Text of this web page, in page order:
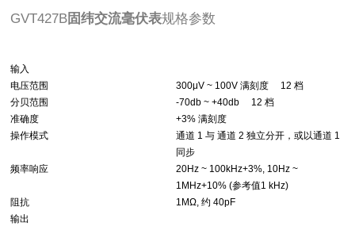
GVT427B固纬交流毫伏表规格参数
输入
电压范围
300μV ~ 100V 满刻度 12 档
分贝范围
-70db ~ +40db 12 档
准确度
+3% 满刻度
操作模式
通道 1 与 通道 2 独立分开，或以通道 1
同步
频率响应
20Hz ~ 100kHz+3%, 10Hz ~
1MHz+10% (参考值1 kHz)
阻抗
1MΩ, 约 40pF
输出